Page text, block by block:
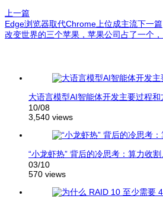
上一篇
Edge浏览器取代Chrome上位成主流下一篇
改变世界的三个苹果，苹果公司占了一个
大语言模型AI智能体开发主要过程和
10/08
3,540 views
“小龙虾热” 背后的冷思考：算力收
03/10
570 views